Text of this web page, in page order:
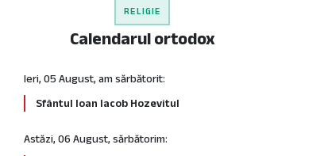
RELIGIE
Calendarul ortodox
Ieri, 05 August, am sărbătorit:
Sfântul Ioan Iacob Hozevitul
Astăzi, 06 August, sărbătorim: